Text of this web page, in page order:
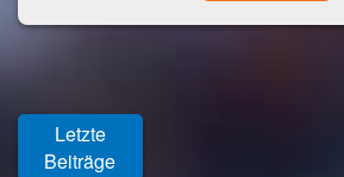
Letzte
Beiträge